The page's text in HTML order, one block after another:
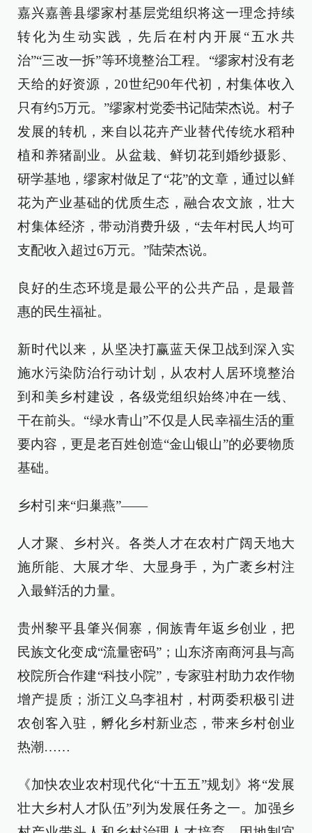
嘉兴嘉善县缪家村基层党组织将这一理念持续
转化为生动实践，先后在村内开展“五水共
治”“三改一拆”等环境整治工程。“缪家村没有老
天给的好资源，20世纪90年代初，村集体收入
只有约5万元。”缪家村党委书记陆荣杰说。村子
发展的转机，来自以花卉产业替代传统水稻种
植和养猪副业。从盆栽、鲜切花到婚纱摄影、
研学基地，缪家村做足了“花”的文章，通过以鲜
花为产业基础的优质生态，融合农文旅，壮大
村集体经济，带动消费升级，“去年村民人均可
支配收入超过6万元。”陆荣杰说。
良好的生态环境是最公平的公共产品，是最普
惠的民生福祉。
新时代以来，从坚决打赢蓝天保卫战到深入实
施水污染防治行动计划，从农村人居环境整治
到和美乡村建设，各级党组织始终冲在一线、
干在前头。“绿水青山”不仅是人民幸福生活的重
要内容，更是老百姓创造“金山银山”的必要物质
基础。
乡村引来“归巢燕”——
人才聚、乡村兴。各类人才在农村广阔天地大
施所能、大展才华、大显身手，为广袤乡村注
入最鲜活的力量。
贵州黎平县肇兴侗寨，侗族青年返乡创业，把
民族文化变成“流量密码”；山东济南商河县与高
校院所合作建“科技小院”，专家驻村助力农作物
增产提质；浙江义乌李祖村，村两委积极引进
农创客入驻，孵化乡村新业态，带来乡村创业
热潮……
《加快农业农村现代化“十五五”规划》将“发展
壮大乡村人才队伍”列为发展任务之一。加强乡